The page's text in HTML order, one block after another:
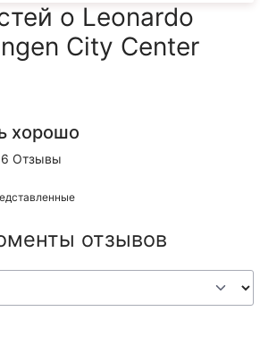
о Leonardo
City Center
хорошо
Отзывы
отзывов